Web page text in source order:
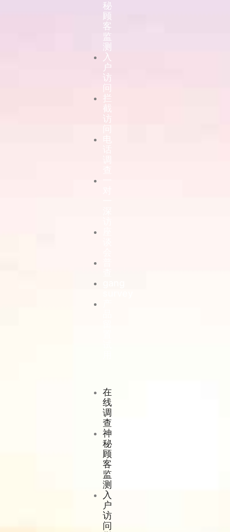
秘
顾
客
监
测
入
户
访
问
拦
截
访
在
线
调
查
神
秘
顾
客
监
测
入
户
访
问